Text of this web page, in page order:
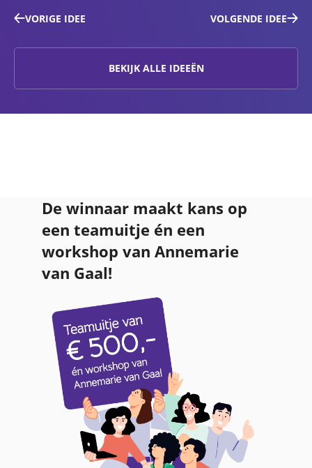
VORIGE IDEE VOLGENDE IDEE
BEKIJK ALLE IDEEËN
De winnaar maakt kans op
een teamuitje én een
workshop van Annemarie
van Gaal!